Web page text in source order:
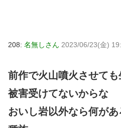
208: 名無しさん 2023/06/23(金)
前作で火山噴火させて
被害受けてないからな
おいし岩以外なら何が